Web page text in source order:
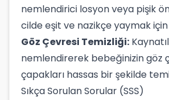
nemlendirici losyon veya pişik
cilde eşit ve nazikçe yaymak
Göz Çevresi Temizliği:
nemlendirerek bebeğinizin göz
çapakları hassas bir şekilde
Sıkça Sorulan Sorular (SSS)